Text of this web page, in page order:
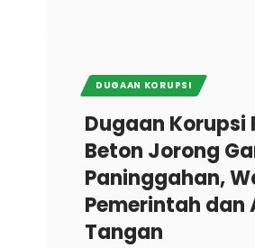
DUGAAN KORUPSI
Dugaan Korupsi
Beton Jorong
Paninggahan,
Pemerintah dan
Tangan